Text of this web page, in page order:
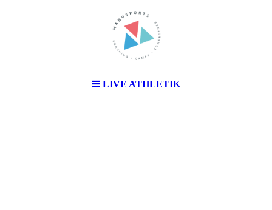
LIVE ATHLETIK